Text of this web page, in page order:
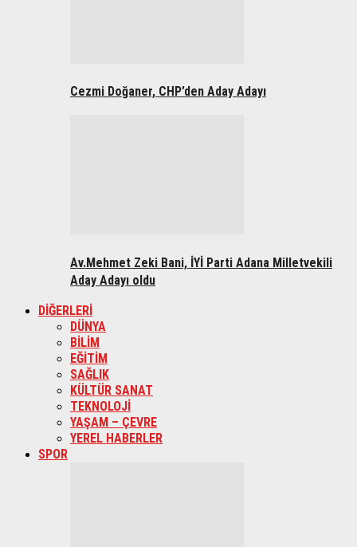
Cezmi Doğaner, CHP’den Aday Adayı
Av.Mehmet Zeki Bani, İYİ Parti Adana Milletvekili
Aday Adayı oldu
DİĞERLERİ
DÜNYA
BİLİM
EĞİTİM
SAĞLIK
KÜLTÜR SANAT
TEKNOLOJİ
YAŞAM – ÇEVRE
YEREL HABERLER
SPOR